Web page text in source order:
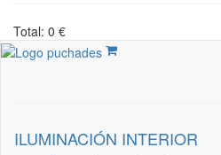
Total: 0 €
ILUMINACIÓN INTERIOR